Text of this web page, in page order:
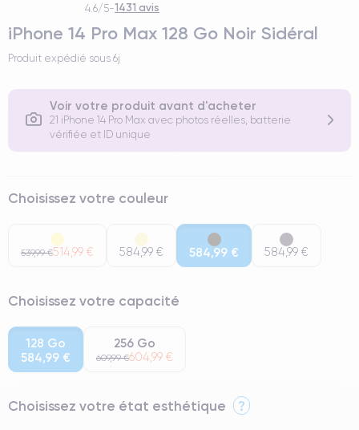
4.6/5-1431 avis
iPhone 14 Pro Max 128 Go Noir Sidéral
Produit expédié sous 6j
Voir votre produit avant d'acheter
21 iPhone 14 Pro Max avec photos réelles, batterie
vérifiée et ID unique
Choisissez votre couleur
539,99 €514,99 € 584,99 € 584,99 € 584,99 €
Choisissez votre capacité
128 Go
584,99 €
256 Go
609,99 €604,99 €
Choisissez votre état esthétique ?